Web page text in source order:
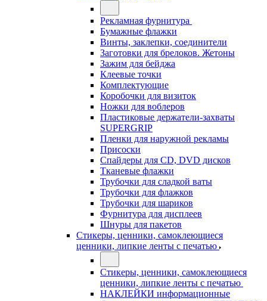
Рекламная фурнитура
Бумажные флажки
Винты, заклепки, соединители
Заготовки для брелоков. Жетоны
Зажим для бейджа
Клеевые точки
Комплектующие
Коробочки для визиток
Ножки для воблеров
Пластиковые держатели-захваты
SUPERGRIP
Пленки для наружной рекламы
Присоски
Спайдеры для CD, DVD дисков
Тканевые флажки
Трубочки для сладкой ваты
Трубочки для флажков
Трубочки для шариков
Фурнитура для дисплеев
Шнуры для пакетов
Стикеры, ценники, самоклеющиеся
ценники, липкие ленты с печатью
Стикеры, ценники, самоклеющиеся
ценники, липкие ленты с печатью
НАКЛЕЙКИ информационные